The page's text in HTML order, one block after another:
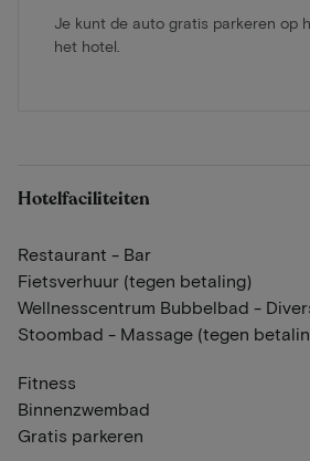
Je kunt de auto gratis parkeren op
het hotel.
Hotelfaciliteiten
Restaurant - Bar
Fietsverhuur (tegen betaling)
Wellnesscentrum Bubbelbad -
Stoombad - Massage (tegen
Fitness
Binnenzwembad
Gratis parkeren